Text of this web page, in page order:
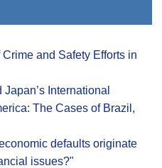
and Safety Efforts in
International
The Cases of Brazil,
defaults originate
issues?"